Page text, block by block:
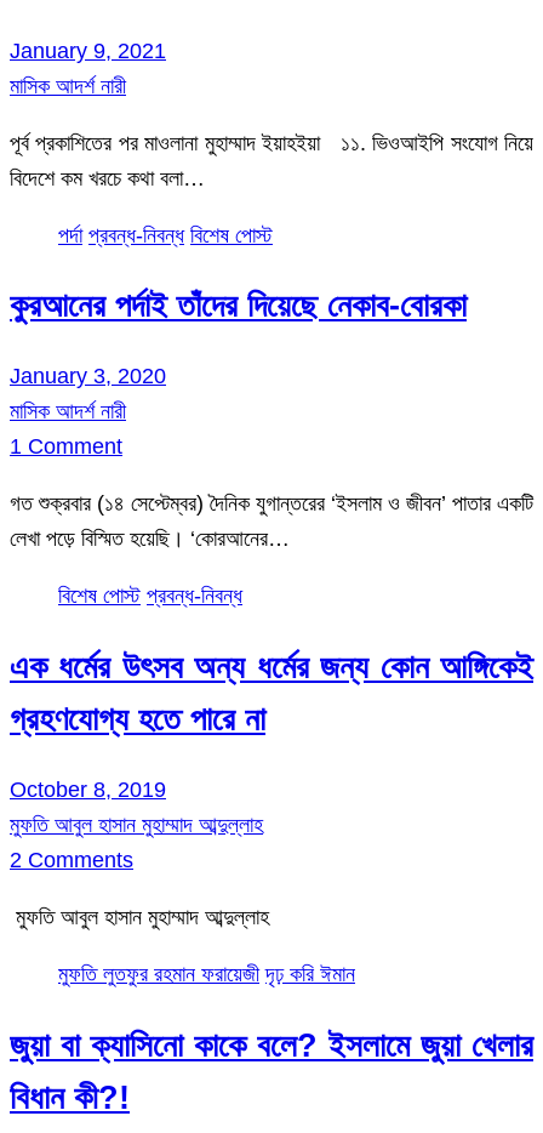
January 9, 2021
মাসিক আদর্শ নারী
পূর্ব প্রকাশিতের পর মাওলানা মুহাম্মাদ ইয়াহইয়া ১১. ভিওআইপি সংযোগ নিয়ে
বিদেশে কম খরচে কথা বলা…
পর্দা প্রবন্ধ-নিবন্ধ বিশেষ পোস্ট
কুরআনের পর্দাই তাঁদের দিয়েছে নেকাব-বোরকা
January 3, 2020
মাসিক আদর্শ নারী
1 Comment
গত শুক্রবার (১৪ সেপ্টেম্বর) দৈনিক যুগান্তরের ‘ইসলাম ও জীবন’ পাতার একটি
লেখা পড়ে বিস্মিত হয়েছি। ‘কোরআনের…
বিশেষ পোস্ট প্রবন্ধ-নিবন্ধ
এক ধর্মের উৎসব অন্য ধর্মের জন্য কোন আঙ্গিকেই
গ্রহণযোগ্য হতে পারে না
October 8, 2019
মুফতি আবুল হাসান মুহাম্মাদ আব্দুল্লাহ
2 Comments
মুফতি আবুল হাসান মুহাম্মাদ আব্দুল্লাহ
মুফতি লুতফুর রহমান ফরায়েজী দৃঢ় করি ঈমান
জুয়া বা ক্যাসিনো কাকে বলে? ইসলামে জুয়া খেলার
বিধান কী?!